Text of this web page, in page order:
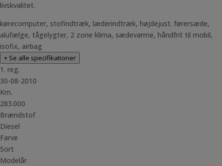
livskvalitet.
kørecomputer, stofindtræk, læderindtræk, højdejust. førersæde,
alufælge, tågelygter, 2 zone klima, sædevarme, håndfrit til mobil,
isofix, airbag
+ Se alle specifikationer
1. reg.
30-08-2010
Km.
283.000
Brændstof
Diesel
Farve
Sort
Modelår